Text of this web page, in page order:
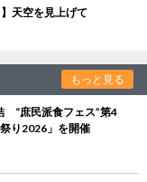
天空を見上げて
もっと見る
“庶民派食フェス”第4
り2026」を開催